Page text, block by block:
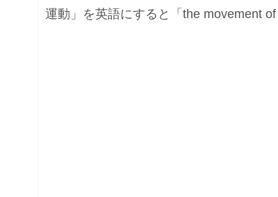
運動」を英語にすると「the movement of